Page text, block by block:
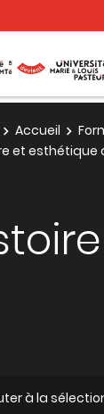
Accueil
et esthétique
à la